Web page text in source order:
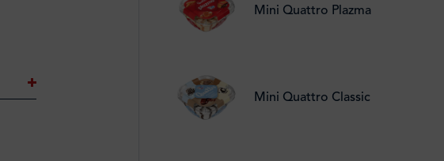
Mini Quattro Plazma
Mini Quattro Classic